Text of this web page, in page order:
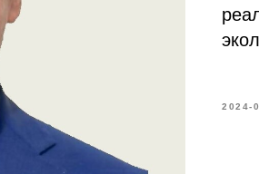
2024-